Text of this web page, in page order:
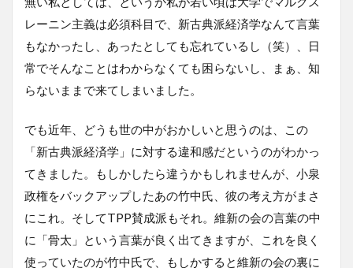
レーニン主義は必須科目で、新古典派経済学なんて言葉
もなかったし、あったとしても忘れているし（笑）、日
常でそんなことはわからなくても困らないし、まぁ、知
らないままで来てしまいました。
でも近年、どうも世の中がおかしいと思うのは、この
「新古典派経済学」に対する違和感だというのがわかっ
てきました。もしかしたら違うかもしれませんが、小泉
政権をバックアップしたあの竹中氏、彼の考え方がまさ
にこれ。そしてTPP賛成派もそれ。維新の会の言葉の中
に「骨太」という言葉が良く出てきますが、これを良く
使っていたのが竹中氏で、もしかすると維新の会の裏に